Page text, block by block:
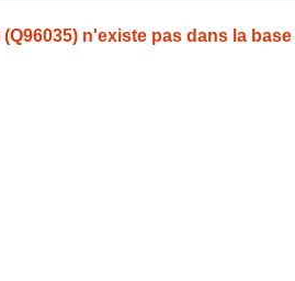
n'existe pas dans la base